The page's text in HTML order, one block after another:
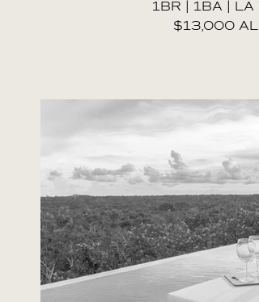
1BR | 1BA | LA
$13,000 AL